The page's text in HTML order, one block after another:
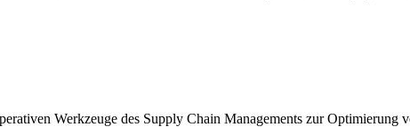
Werkzeuge des Supply Chain Managements zur Optimierung